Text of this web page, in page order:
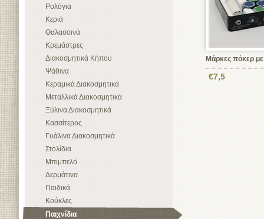
Ρολόγια
Κεριά
Θαλασσινά
Κρεμάστρες
Διακοσμητικά Κήπου
Ψάθινα
Κεραμικά Διακοσμητικά
Μεταλλικά Διακοσμητικά
Ξύλινα Διακοσμητικά
Κασσίτερος
Γυάλινα Διακοσμητικά
Στολίδια
Μπιμπελό
Δερμάτινα
Παιδικά
Κούκλες
Παιχνίδια
Μάρκες πόκερ
€7,5